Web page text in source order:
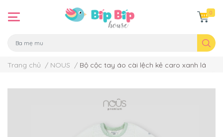
0
Trang chủ / NOUS / Bộ cộc tay áo cài lệch kẻ caro xanh lá